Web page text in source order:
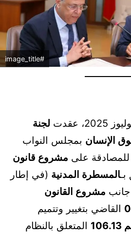
#image_title
لجنة
الإنسان بمجلس النواب
على مشروع قانون
بـالمسطرة المدنية (في إطار
جانب مشروع القانون
القاضي بتغيير وتتميم
المتعلق بالنظام